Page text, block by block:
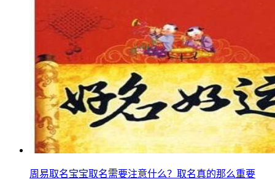
周易取名宝宝取名需要注意什么？取名真的那么重要